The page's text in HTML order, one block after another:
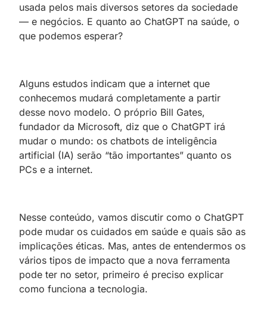
usada pelos mais diversos setores da sociedade
— e negócios. E quanto ao ChatGPT na saúde, o
que podemos esperar?
Alguns estudos indicam que a internet que
conhecemos mudará completamente a partir
desse novo modelo. O próprio Bill Gates,
fundador da Microsoft, diz que o ChatGPT irá
mudar o mundo: os chatbots de inteligência
artificial (IA) serão “tão importantes” quanto os
PCs e a internet.
Nesse conteúdo, vamos discutir como o ChatGPT
pode mudar os cuidados em saúde e quais são as
implicações éticas. Mas, antes de entendermos os
vários tipos de impacto que a nova ferramenta
pode ter no setor, primeiro é preciso explicar
como funciona a tecnologia.